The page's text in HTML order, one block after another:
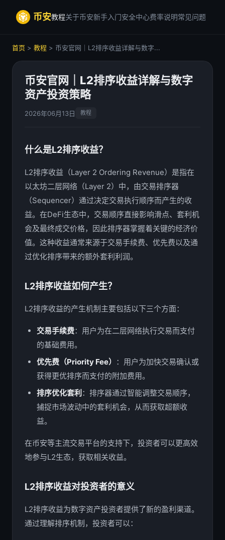
币安教程关于币安新手入门安全中心费率说明常见问题
首页 > 教程 > 币安官网｜L2排序收益详解与数字...
币安官网｜L2排序收益详解与数字
资产投资策略
2026年06月13日 教程
什么是L2排序收益？
L2排序收益（Layer 2 Ordering Revenue）是指在
以太坊二层网络（Layer 2）中，由交易排序器
（Sequencer）通过决定交易执行顺序而产生的收
益。在DeFi生态中，交易顺序直接影响滑点、套利机
会及最终成交价格，因此排序器掌握着关键的经济价
值。这种收益通常来源于交易手续费、优先费以及通
过优化排序带来的额外套利利润。
L2排序收益如何产生？
L2排序收益的产生机制主要包括以下三个方面：
交易手续费：用户为在二层网络执行交易而支付
的基础费用。
优先费（Priority Fee） ：用户为加快交易确认或
获得更优排序而支付的附加费用。
排序优化套利 ：排序器通过智能调整交易顺序，
捕捉市场波动中的套利机会，从而获取超额收
益。
在币安等主流交易平台的支持下，投资者可以更高效
地参与L2生态，获取相关收益。
L2排序收益对投资者的意义
L2排序收益为数字资产投资者提供了新的盈利渠道。
通过理解排序机制，投资者可以：